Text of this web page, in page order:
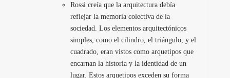
Rossi creía que la arquitectura debía
reflejar la memoria colectiva de la
sociedad. Los elementos arquitectónicos
simples, como el cilindro, el triángulo, y el
cuadrado, eran vistos como arquetipos que
encarnan la historia y la identidad de un
lugar. Estos arquetipos exceden su forma